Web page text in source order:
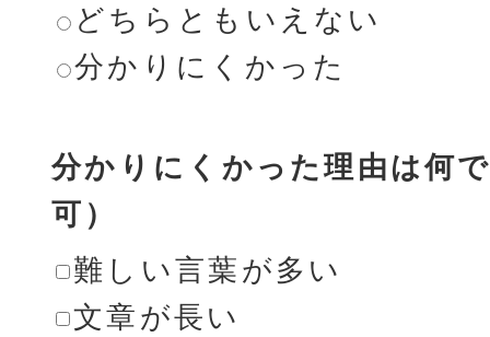
どちらともいえない
分かりにくかった
分かりにくかった理由は何
可）
難しい言葉が多い
文章が長い